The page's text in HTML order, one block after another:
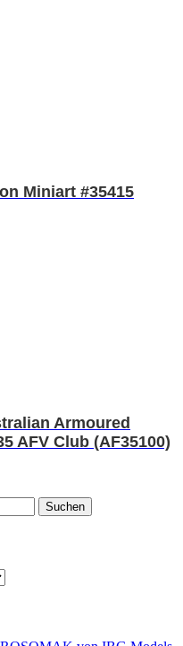
Miniart #35415
Armoured
AFV Club (AF35100)
Suchen